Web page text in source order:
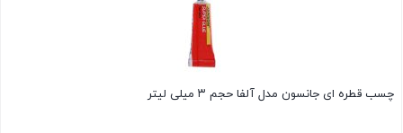
چسب قطره ای جانسون مدل آلفا حجم ۳ میلی لیتر